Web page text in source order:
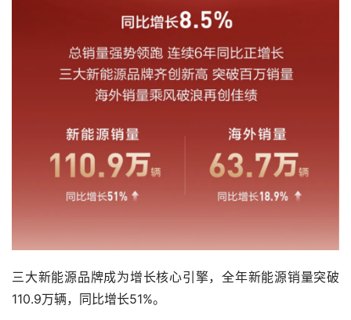
三大新能源品牌成为增长核心引擎，全年新能源销量突破
110.9万辆，同比增长51%。